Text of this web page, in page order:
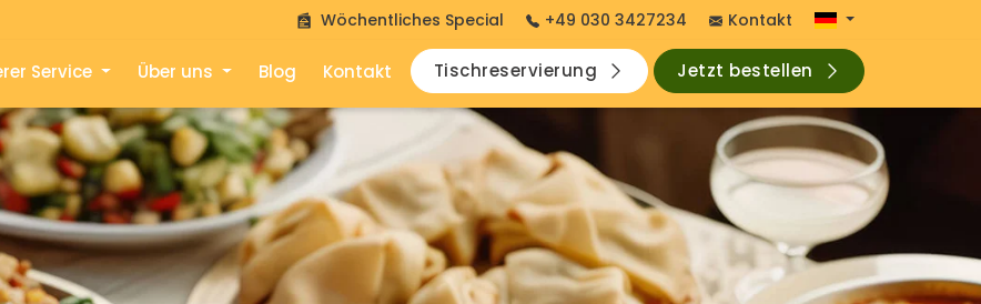
Wöchentliches Special +49 030 3427234 Kontakt
Service Über uns Blog Kontakt Tischreservierung Jetzt bestellen